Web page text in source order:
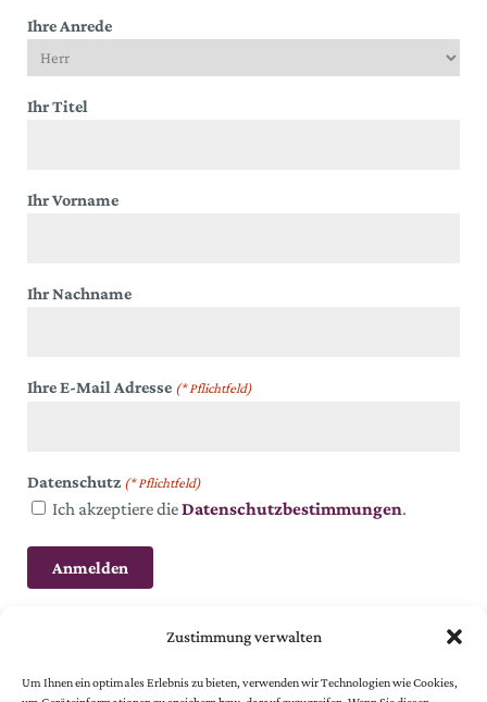
Zustimmung verwalten
Um Ihnen ein optimales Erlebnis zu bieten, verwenden wir Technologien wie Cookies,
Ihre Anrede
Ihr Titel
Ihr Vorname
Ihr Nachname
Ihre E-Mail Adresse (* Pflichtfeld)
Datenschutz (* Pflichtfeld)
Ich akzeptiere dieDatenschutzbestimmungen.